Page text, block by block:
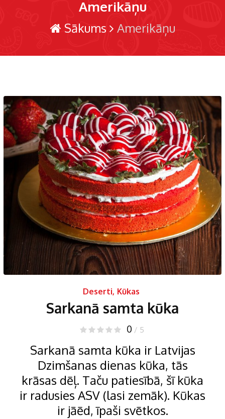
Amerikāņu
Sākums Amerikāņu
Deserti, Kūkas
Sarkanā samta kūka
0 / 5
Sarkanā samta kūka ir Latvijas
Dzimšanas dienas kūka, tās
krāsas dēļ. Taču patiesībā, šī kūka
ir radusies ASV (lasi zemāk). Kūkas
ir jāēd, īpaši svētkos.